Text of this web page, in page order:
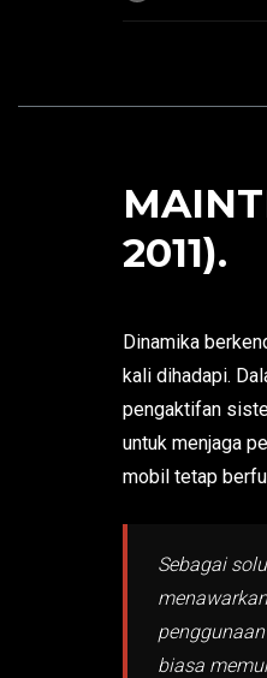
2011).
Dinamika
kali dihadapi.
pengaktifan
untuk menjaga
mobil tetap
Sebagai
biasa